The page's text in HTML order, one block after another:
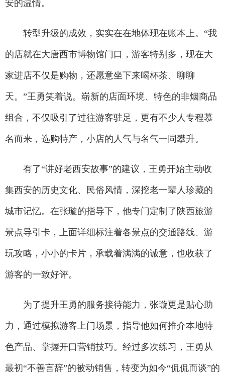
安的温情。
转型升级的成效，实实在在地体现在账本上。“我
的店就在大唐西市博物馆门口，游客特别多，现在大
家进店不仅是购物，还愿意坐下来喝杯茶、聊聊
天。”王勇笑着说。崭新的店面环境、特色的非烟商品
组合，不仅吸引了过往游客驻足，更有不少人专程慕
名而来，选购特产，小店的人气与名气一同攀升。
有了“讲好老西安故事”的建议，王勇开始主动收
集西安的历史文化、民俗风情，深挖老一辈人珍藏的
城市记忆。在张璇的指导下，他专门定制了陕西旅游
景点导引卡，上面详细标注着各景点的交通路线、游
玩攻略，小小的卡片，承载着满满的诚意，也收获了
游客的一致好评。
为了提升王勇的服务接待能力，张璇更是贴心助
力，通过模拟游客上门场景，指导他如何推介本地特
色产品、掌握开口营销技巧。经过多次练习，王勇从
最初“不善言辞”的被动销售，转变为如今“侃侃而谈”的